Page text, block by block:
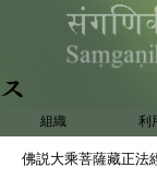
組織 利
佛説大乘菩薩藏正法
衆生隨聞佛音聲
得聞牟尼妙音聲
二足四足及多足
隨觸隨聞寂意生
普攝上中下諸根
應調伏者聞解脱
等引心説聖諦門
無邊衆生聞佛聲